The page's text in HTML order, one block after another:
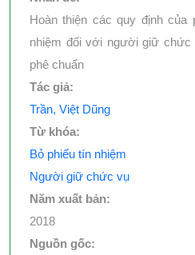
Hoàn thiện các quy định của
nhiệm đối với người giữ chức
phê chuẩn
Tác giả:
Trần, Việt Dũng
Từ khóa:
Bỏ phiếu tín nhiệm
Người giữ chức vụ
Năm xuất bản:
2018
Nguồn gốc: